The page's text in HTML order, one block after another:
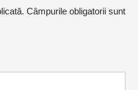
Câmpurile obligatorii sunt